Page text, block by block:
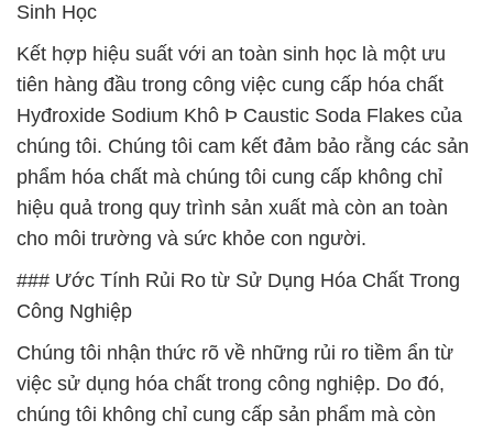
Sinh Học
Kết hợp hiệu suất với an toàn sinh học là một ưu
tiên hàng đầu trong công việc cung cấp hóa chất
Hyđroxide Sodium Khô Þ Caustic Soda Flakes của
chúng tôi. Chúng tôi cam kết đảm bảo rằng các sản
phẩm hóa chất mà chúng tôi cung cấp không chỉ
hiệu quả trong quy trình sản xuất mà còn an toàn
cho môi trường và sức khỏe con người.
### Ước Tính Rủi Ro từ Sử Dụng Hóa Chất Trong
Công Nghiệp
Chúng tôi nhận thức rõ về những rủi ro tiềm ẩn từ
việc sử dụng hóa chất trong công nghiệp. Do đó,
chúng tôi không chỉ cung cấp sản phẩm mà còn